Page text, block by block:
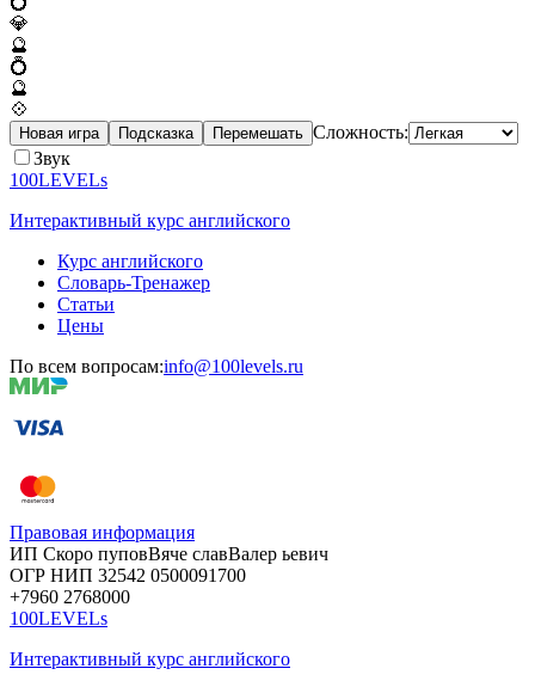
💎
🔮
💍
🔮
💠
Новая игра Подсказка Перемешать Сложность:
Звук
100LEVELs
Интерактивный курс английского
Курс английского
Словарь-Тренажер
Статьи
Цены
По всем вопросам:info@100levels.ru
Правовая информация
ИП Скоро пуповВяче славВалер ьевич
ОГР НИП 32542 0500091700
+7960 2768000
100LEVELs
Интерактивный курс английского